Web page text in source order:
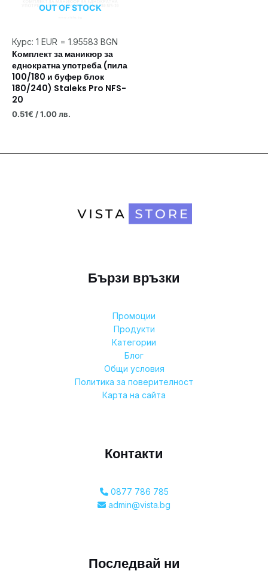
OUT OF STOCK
Курс: 1 EUR = 1.95583 BGN
Комплект за маникюр за
еднократна употреба (пила
100/180 и буфер блок
180/240) Staleks Pro NFS-
20
0.51€ / 1.00 лв.
Бързи връзки
Промоции
Продукти
Категории
Блог
Общи условия
Политика за поверителност
Карта на сайта
Контакти
0877 786 785
admin@vista.bg
Последвай ни